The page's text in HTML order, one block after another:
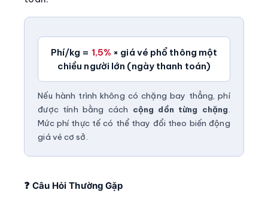
Phí/kg = 1,5% × giá vé phổ thông một
chiều người lớn (ngày thanh toán)
Nếu hành trình không có chặng bay thẳng, phí
được tính bằng cách cộng dồn từng chặng.
Mức phí thực tế có thể thay đổi theo biến động
giá vé cơ sở.
❓ Câu Hỏi Thường Gặp